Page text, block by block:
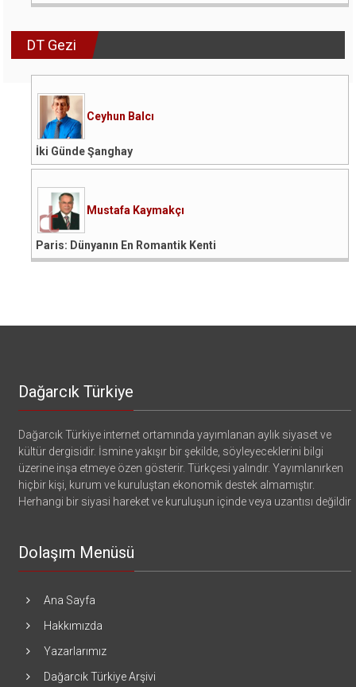
DT Gezi
Ceyhun Balcı
İki Günde Şanghay
Mustafa Kaymakçı
Paris: Dünyanın En Romantik Kenti
Dağarcık Türkiye
Dağarcık Türkiye internet ortamında yayımlanan aylık siyaset ve
kültür dergisidir. İsmine yakışır bir şekilde, söyleyeceklerini bilgi
üzerine inşa etmeye özen gösterir. Türkçesi yalındır. Yayımlanırken
hiçbir kişi, kurum ve kuruluştan ekonomik destek almamıştır.
Herhangi bir siyasi hareket ve kuruluşun içinde veya uzantısı değildir
Dolaşım Menüsü
Ana Sayfa
Hakkımızda
Yazarlarımız
Dağarcık Türkiye Arşivi